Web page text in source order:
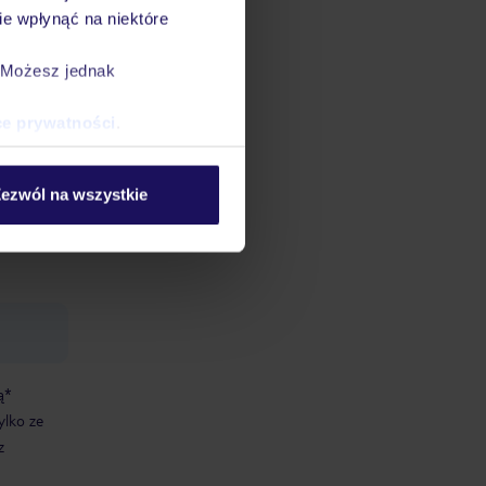
wpłynąć na niektóre
jednak
prywatności
na wszystkie
ze